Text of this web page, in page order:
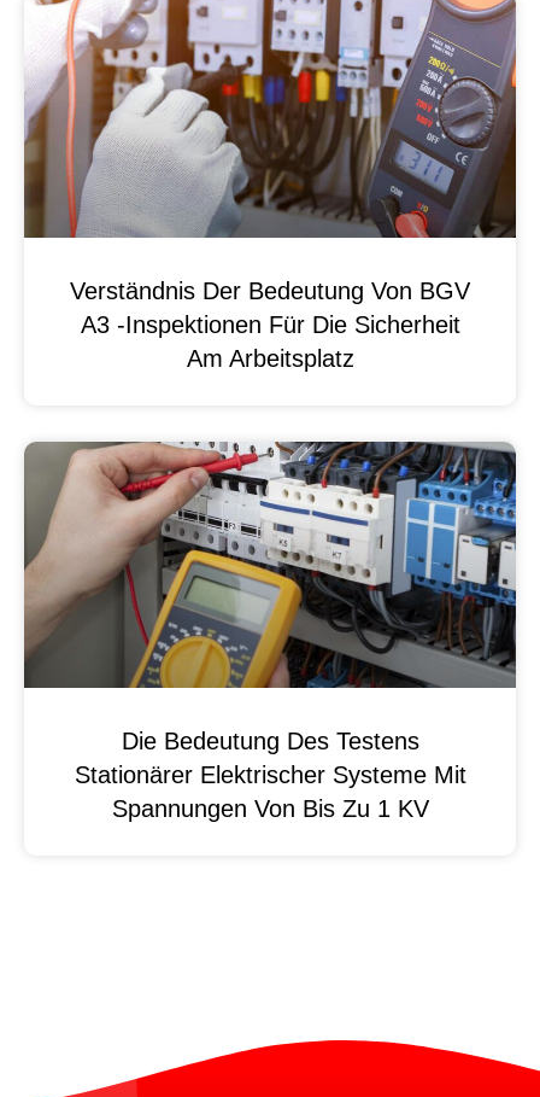
Verständnis Der Bedeutung Von BGV
A3 -Inspektionen Für Die Sicherheit
Am Arbeitsplatz
Die Bedeutung Des Testens
Stationärer Elektrischer Systeme Mit
Spannungen Von Bis Zu 1 KV